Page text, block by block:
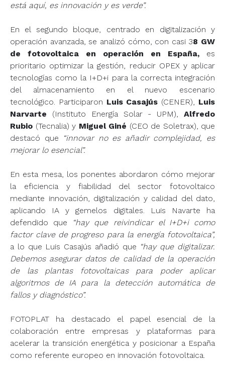
está aquí, es innovación y es verde”.
En el segundo bloque, centrado en digitalización y
operación avanzada, se analizó cómo, con casi 38 GW
de fotovoltaica en operación en España, es
prioritario optimizar la gestión, reducir OPEX y aplicar
tecnologías como la I+D+i para la correcta integración
del almacenamiento en el nuevo escenario
tecnológico. Participaron Luis Casajús (CENER), Luis
Narvarte (Instituto Energía Solar - UPM), Alfredo
Rubio (Tecnalia) y Miguel Giné (CEO de Soletrax), que
destacó que
“innovar no es añadir complejidad, es
mejorar lo esencial”.
En esta mesa, los ponentes abordaron cómo mejorar
la eficiencia y fiabilidad del sector fotovoltaico
mediante innovación, digitalización y calidad del dato,
aplicando IA y gemelos digitales. Luis Navarte ha
defendido que
“hay que reivindicar el I+D+i como
factor clave de progreso para la energía fotovoltaica”,
a lo que Luis Casajús añadió que “hay que digitalizar.
Debemos asegurar datos de calidad de la operación
de las plantas fotovoltaicas para poder aplicar
algoritmos de IA para la detección automática de
fallos y diagnóstico”.
FOTOPLAT ha destacado el papel esencial de la
colaboración entre empresas y plataformas para
acelerar la transición energética y posicionar a España
como referente europeo en innovación fotovoltaica.